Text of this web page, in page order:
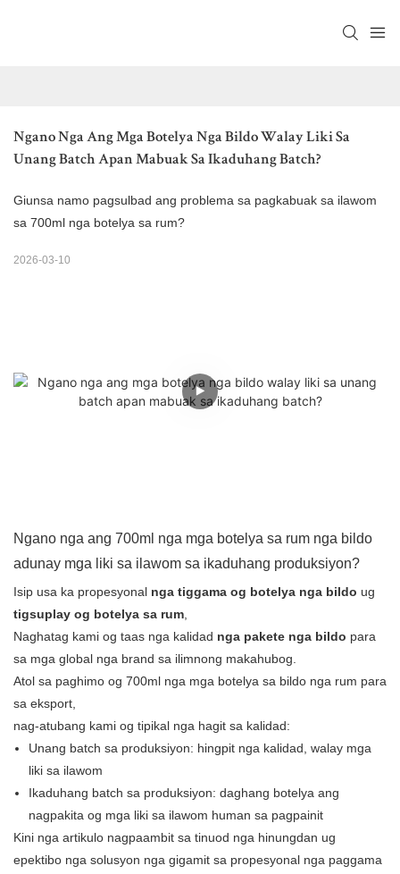
Ngano Nga Ang Mga Botelya Nga Bildo Walay Liki Sa
Unang Batch Apan Mabuak Sa Ikaduhang Batch?
Giunsa namo pagsulbad ang problema sa pagkabuak sa ilawom
sa 700ml nga botelya sa rum?
2026-03-10
Ngano nga ang 700ml nga mga botelya sa rum nga bildo
adunay mga liki sa ilawom sa ikaduhang produksiyon?
Isip usa ka propesyonal nga tiggama og botelya nga bildo ug
tigsuplay og botelya sa rum,
Naghatag kami og taas nga kalidad nga pakete nga bildo para
sa mga global nga brand sa ilimnong makahubog.
Atol sa paghimo og 700ml nga mga botelya sa bildo nga rum para
sa eksport,
nag-atubang kami og tipikal nga hagit sa kalidad:
Unang batch sa produksiyon: hingpit nga kalidad, walay mga
liki sa ilawom
Ikaduhang batch sa produksiyon: daghang botelya ang
nagpakita og mga liki sa ilawom human sa pagpainit
Kini nga artikulo nagpaambit sa tinuod nga hinungdan ug
epektibo nga solusyon nga gigamit sa propesyonal nga paggama